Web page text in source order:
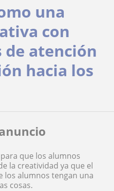
una
con
de atención
hacia los
que los alumnos
la creatividad ya que el
los alumnos tengan una
cosas.